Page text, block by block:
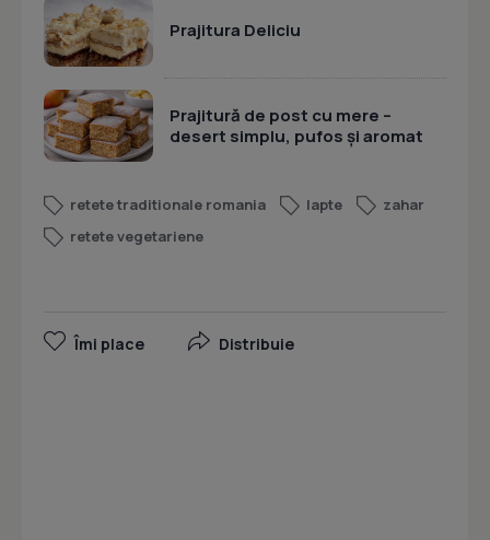
Prajitura Deliciu
Prajitură de post cu mere –
desert simplu, pufos și aromat
retete traditionale romania lapte
zahar
retete vegetariene
Îmi place Distribuie